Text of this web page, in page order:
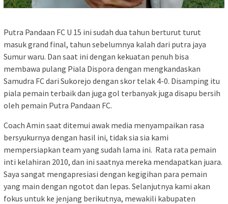
Putra Pandaan FC U 15 ini sudah dua tahun berturut turut
masuk grand final, tahun sebelumnya kalah dari putra jaya
Sumur waru. Dan saat ini dengan kekuatan penuh bisa
membawa pulang Piala Dispora dengan mengkandaskan
Samudra FC dari Sukorejo dengan skor telak 4-0. Disamping itu
piala pemain terbaik dan juga gol terbanyak juga disapu bersih
oleh pemain Putra Pandaan FC.
Coach Amin saat ditemui awak media menyampaikan rasa
bersyukurnya dengan hasil ini, tidak sia sia kami
mempersiapkan team yang sudah lama ini. Rata rata pemain
inti kelahiran 2010, dan ini saatnya mereka mendapatkan juara.
Saya sangat mengapresiasi dengan kegigihan para pemain
yang main dengan ngotot dan lepas. Selanjutnya kami akan
fokus untuk ke jenjang berikutnya, mewakili kabupaten